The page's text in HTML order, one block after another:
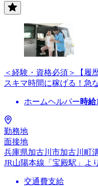
＜経験・資格必須＞【履
スキマ時間に稼げる！急
ホームヘルパー時給
勤務地
面接地
兵庫県加古川市加古川町
JR山陽本線「宝殿駅」よ
交通費支給